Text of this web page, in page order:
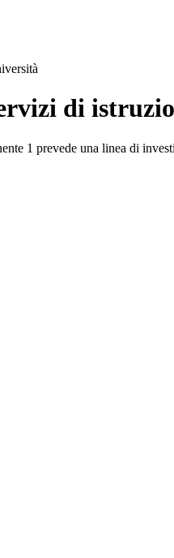
di
1 prevede una linea di